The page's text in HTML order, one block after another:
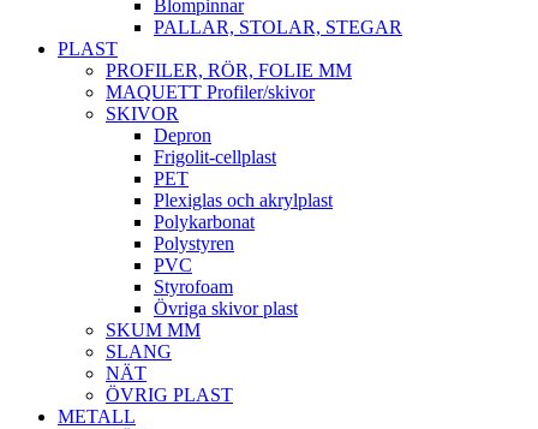
Blompinnar
PALLAR, STOLAR, STEGAR
PLAST
PROFILER, RÖR, FOLIE MM
MAQUETT Profiler/skivor
SKIVOR
Depron
Frigolit-cellplast
PET
Plexiglas och akrylplast
Polykarbonat
Polystyren
PVC
Styrofoam
Övriga skivor plast
SKUM MM
SLANG
NÄT
ÖVRIG PLAST
METALL